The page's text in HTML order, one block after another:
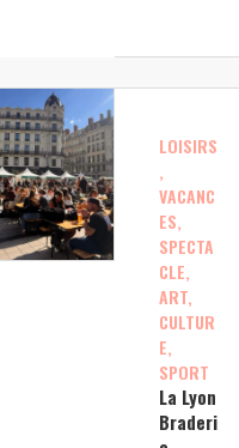
LOISIRS
,
VACANC
ES,
SPECTA
CLE,
ART,
CULTUR
E,
SPORT
La Lyon
Braderi